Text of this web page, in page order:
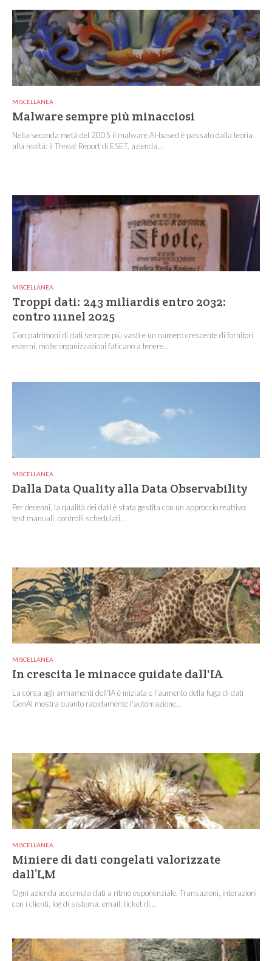
MISCELLANEA
Malware sempre più minacciosi
Nella seconda metà del 2005 il malware AI-based è passato dalla teoria
alla realtà: il Threat Report di ESET, azienda...
MISCELLANEA
Troppi dati: 243 miliardi$ entro 2032:
contro 111nel 2025
Con patrimoni di dati sempre più vasti e un numero crescente di fornitori
esterni, molte organizzazioni faticano a tenere...
MISCELLANEA
Dalla Data Quality alla Data Observability
Per decenni, la qualità dei dati è stata gestita con un approccio reattivo:
test manuali, controlli schedulati...
MISCELLANEA
In crescita le minacce guidate dall'IA
La corsa agli armamenti dell'IA è iniziata e l'aumento della fuga di dati
GenAI mostra quanto rapidamente l'automazione...
MISCELLANEA
Miniere di dati congelati valorizzate
dall’LM
Ogni azienda accumula dati a ritmo esponenziale. Transazioni, interazioni
con i clienti, log di sistema, email, ticket di...